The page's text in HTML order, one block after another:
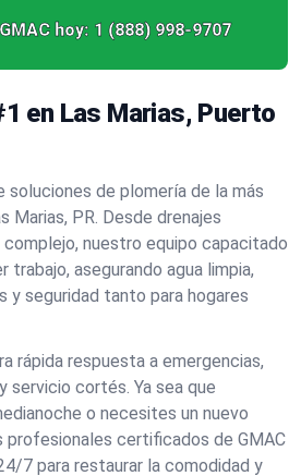
hoy: 1 (888) 998-9707
en Las Marias, Puerto
soluciones de plomería de la más
Marias, PR. Desde drenajes
nuestro equipo capacitado
trabajo, asegurando agua limpia,
y seguridad tanto para hogares
rápida respuesta a emergencias,
servicio cortés. Ya sea que
o necesites un nuevo
profesionales certificados de GMAC
7 para restaurar la comodidad y